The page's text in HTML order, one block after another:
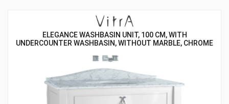
ELEGANCE WASHBASIN UNIT, 100 CM, WITH
UNDERCOUNTER WASHBASIN, WITHOUT MARBLE, CHROME